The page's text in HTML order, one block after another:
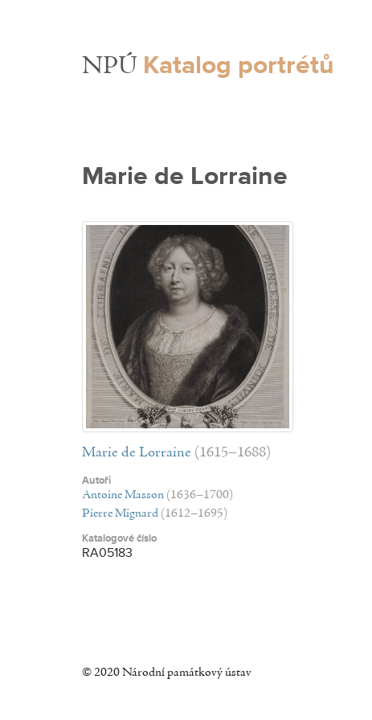
NPÚ Katalog portrétů
Marie de Lorraine
Marie de Lorraine (1615–1688)
Autoři
Antoine Masson (1636–1700)
Pierre Mignard (1612–1695)
Katalogové číslo
RA05183
© 2020 Národní památkový ústav